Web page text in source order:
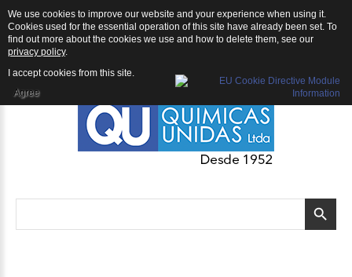
We use cookies to improve our website and your experience when using it.
Cookies used for the essential operation of this site have already been set. To
find out more about the cookies we use and how to delete them, see our
privacy policy.
I accept cookies from this site.
Agree
QU | Productos